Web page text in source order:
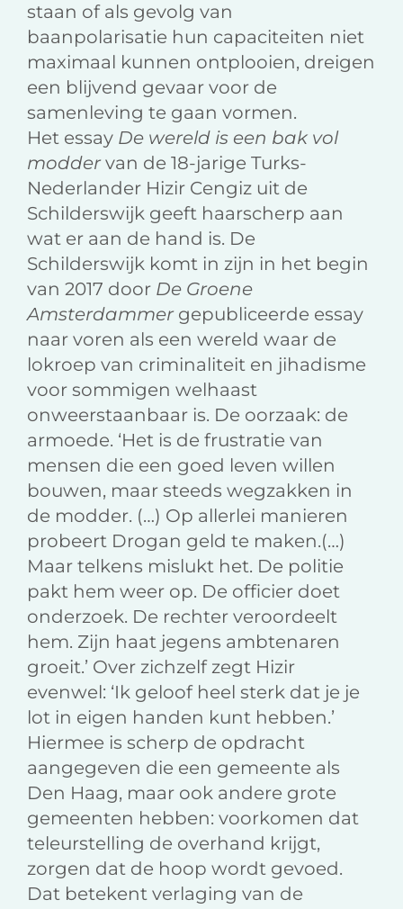
staan of als gevolg van
baanpolarisatie hun capaciteiten niet
maximaal kunnen ontplooien, dreigen
een blijvend gevaar voor de
samenleving te gaan vormen.
Het essay De wereld is een bak vol
moddervan de 18-jarige Turks-
Nederlander Hizir Cengiz uit de
Schilderswijk geeft haarscherp aan
wat er aan de hand is. De
Schilderswijk komt in zijn in het begin
van 2017 door De Groene
Amsterdammergepubliceerde essay
naar voren als een wereld waar de
lokroep van criminaliteit en jihadisme
voor sommigen welhaast
onweerstaanbaar is. De oorzaak: de
armoede. ‘Het is de frustratie van
mensen die een goed leven willen
bouwen, maar steeds wegzakken in
de modder. (…) Op allerlei manieren
probeert Drogan geld te maken.(…)
Maar telkens mislukt het. De politie
pakt hem weer op. De officier doet
onderzoek. De rechter veroordeelt
hem. Zijn haat jegens ambtenaren
groeit.’ Over zichzelf zegt Hizir
evenwel: ‘Ik geloof heel sterk dat je je
lot in eigen handen kunt hebben.’
Hiermee is scherp de opdracht
aangegeven die een gemeente als
Den Haag, maar ook andere grote
gemeenten hebben: voorkomen dat
teleurstelling de overhand krijgt,
zorgen dat de hoop wordt gevoed.
Dat betekent verlaging van de